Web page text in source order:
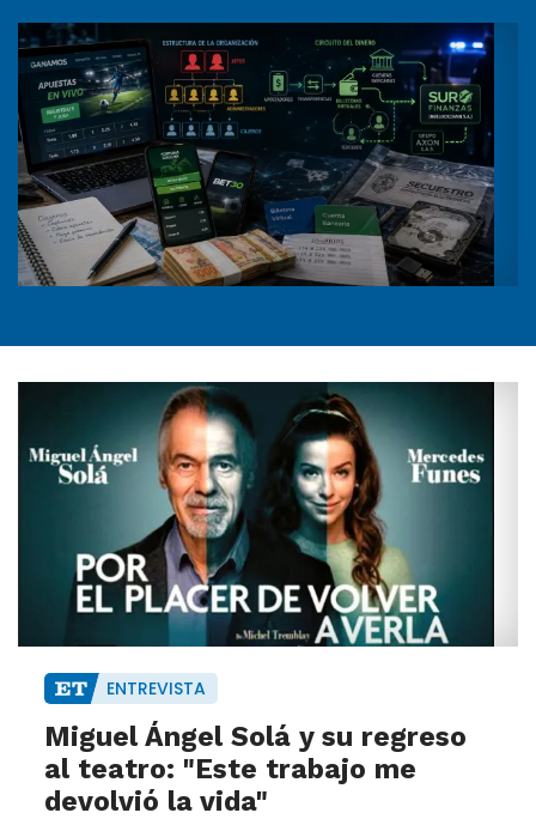
ENTREVISTA
Miguel Ángel Solá y su regreso
al teatro: "Este trabajo me
devolvió la vida"